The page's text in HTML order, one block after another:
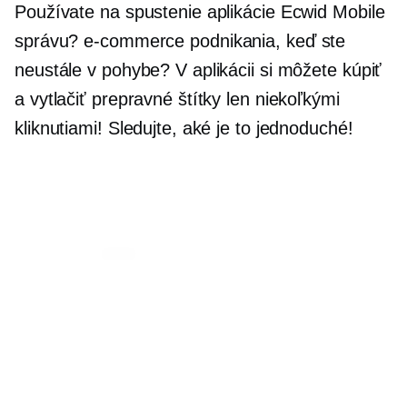
Používate na spustenie aplikácie Ecwid Mobile
správu?e-commerce podnikania, keď ste
neustále v pohybe? V aplikácii si môžete kúpiť
a vytlačiť prepravné štítky len niekoľkými
kliknutiami! Sledujte, aké je to jednoduché!